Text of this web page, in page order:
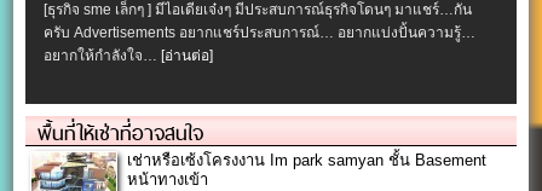
[ธุรกิจ sme เล็กๆ ] มีไอเดียเจ๋งๆ มีประสบการณ์ธุรกิจโดนๆ มาแชร์…กัน
ครับ Advertisements อยากแชร์ประสบการณ์… อยากแบ่งปั้นความรู้…
อยากให้กำลังใจ… [อ่านต่อ]
พื้นที่ให้เช่าที่อาจสนใจ
เช่าหรือเซ้งโครงงาน Im park samyan ชั้น Basement
หน้าทางเข้า